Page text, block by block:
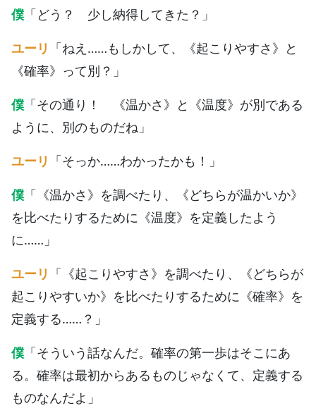
僕 「どう？ 少し納得してきた？」
ユーリ 「ねえ……もしかして、《起こりやすさ》と
《確率》って別？」
僕 「その通り！ 《温かさ》と《温度》が別である
ように、別のものだね」
ユーリ 「そっか……わかったかも！」
僕 「《温かさ》を調べたり、《どちらが温かいか》
を比べたりするために《温度》を定義したよう
に……」
ユーリ 「《起こりやすさ》を調べたり、《どちらが
起こりやすいか》を比べたりするために《確率》を
定義する……？」
僕 「そういう話なんだ。確率の第一歩はそこにあ
る。確率は最初からあるものじゃなくて、定義する
ものなんだよ」